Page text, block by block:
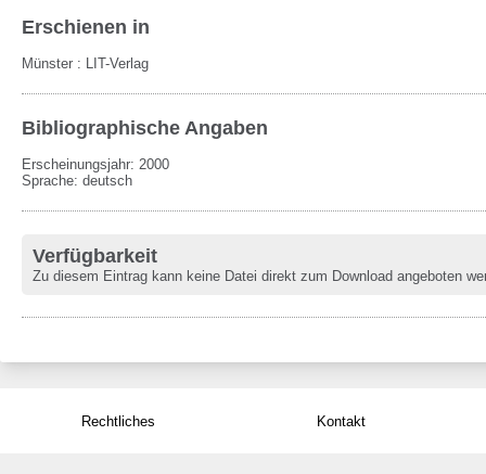
Erschienen in
Münster : LIT-Verlag
Bibliographische Angaben
Erscheinungsjahr: 2000
Sprache: deutsch
Verfügbarkeit
Zu diesem Eintrag kann keine Datei direkt zum Download angeboten
Rechtliches Kontakt